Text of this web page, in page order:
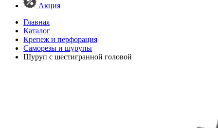
Акция
Главная
Каталог
Крепеж и перфорация
Саморезы и шурупы
Шуруп с шестигранной головой